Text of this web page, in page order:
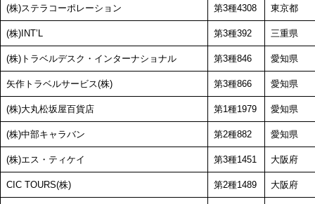
(株)ステラコーポレーション 第3種4308 東京都
(株)INT’L 第3種392 三重県
(株)トラベルデスク・インターナショナル 第3種846 愛知県
矢作トラベルサービス(株) 第3種866 愛知県
(株)大丸松坂屋百貨店 第1種1979 愛知県
(株)中部キャラバン 第2種882 愛知県
(株)エス・ティケイ 第3種1451 大阪府
CIC TOURS(株) 第2種1489 大阪府